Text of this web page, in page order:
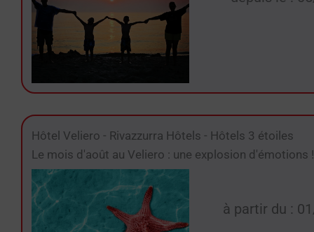
Hôtel Veliero - Rivazzurra Hôtels - Hôtels 3 étoiles
Le mois d'août au Veliero : une explosion d'émotions !
à partir du :